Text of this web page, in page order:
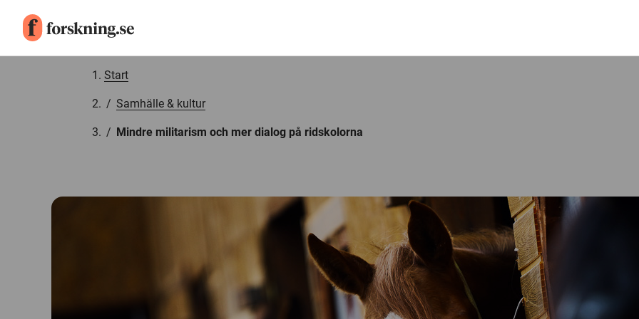
Start
/ Samhälle & kultur
/ Mindre militarism och mer dialog på ridskolorna